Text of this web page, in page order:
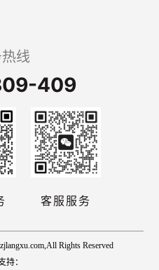
线
409
客服服务
Rights Reserved
持：